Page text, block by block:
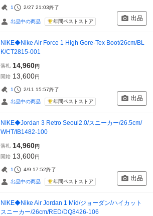
1 2/27 21:03終了
出品中の商品 年間ベストストア 出品
NIKE◆Nike Air Force 1 High Gore-Tex Boot/26cm/BL
K/CT2815-001
落札 14,960円
開始 13,600円
1 2/11 15:57終了
出品中の商品 年間ベストストア 出品
NIKE◆Jordan 3 Retro Seoul2.0/スニーカー/26.5cm/
WHT/IB1482-100
落札 14,960円
開始 13,600円
1 4/9 17:52終了
出品中の商品 年間ベストストア 出品
NIKE◆Nike Air Jordan 1 Mid/ジョーダン/ハイカット
スニーカー/26cm/RED/DQ8426-106